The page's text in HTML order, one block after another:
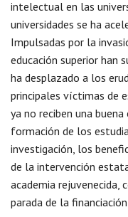
intelectual en las
universidades se ha
Impulsadas por la
educación superior han
ha desplazado a los
principales víctimas de
ya no reciben una
formación de los
investigación, los
de la intervención
academia rejuvenecida,
parada de la